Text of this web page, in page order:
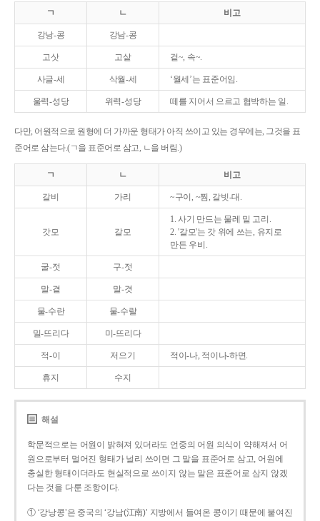
ㄱ ㄴ 비고
강낭-콩 강남-콩
고삿 고샅 겉~, 속~.
사글-세 삭월-세 ‘월세’는 표준어임.
울력-성당 위력-성당 떼를 지어서 으르고 협박하는 일.
다만, 어원적으로 원형에 더 가까운 형태가 아직 쓰이고 있는 경우에는, 그것을 표
준어로 삼는다.(ㄱ을 표준어로 삼고, ㄴ을 버림.)
ㄱ ㄴ 비고
갈비 가리 ~구이, ~찜, 갈빗-대.
갓모 갈모
1. 사기 만드는 물레 밑 고리.
2. '갈모'는 갓 위에 쓰는, 유지로
만든 우비.
굴-젓 구-젓
말-곁 말-겻
물-수란 물-수랄
밀-뜨리다 미-뜨리다
적-이 저으기 적이-나, 적이나-하면.
휴지 수지
해설
학문적으로는 어원이 밝혀져 있더라도 언중의 어원 의식이 약해져서 어
원으로부터 멀어진 형태가 널리 쓰이면 그 말을 표준어로 삼고, 어원에
충실한 형태이더라도 현실적으로 쓰이지 않는 말은 표준어로 삼지 않겠
다는 것을 다룬 조항이다.
① ‘강낭콩’은 중국의 ‘강남(江南)’ 지방에서 들여온 콩이기 때문에 붙여진